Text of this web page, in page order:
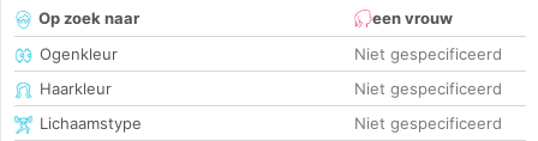
Op zoek naar
een vrouw
Ogenkleur
Niet gespecificeerd
Haarkleur
Niet gespecificeerd
Lichaamstype
Niet gespecificeerd